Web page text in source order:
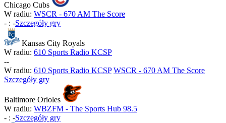
Chicago Cubs
W radiu: WSCR - 670 AM The Score
- : -Szczegóły gry
Kansas City Royals
W radiu: 610 Sports Radio KCSP
--
W radiu: 610 Sports Radio KCSP WSCR - 670 AM The Score
Szczegóły gry
Baltimore Orioles
W radiu: WBZFM - The Sports Hub 98.5
- : -Szczegóły gry